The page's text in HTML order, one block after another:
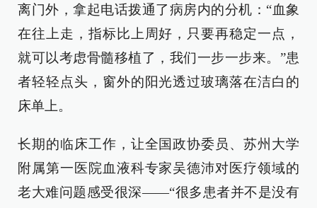
离门外，拿起电话拨通了病房内的分机：“血象
在往上走，指标比上周好，只要再稳定一点，
就可以考虑骨髓移植了，我们一步一步来。”患
者轻轻点头，窗外的阳光透过玻璃落在洁白的
床单上。
长期的临床工作，让全国政协委员、苏州大学
附属第一医院血液科专家吴德沛对医疗领域的
老大难问题感受很深——“很多患者并不是没有